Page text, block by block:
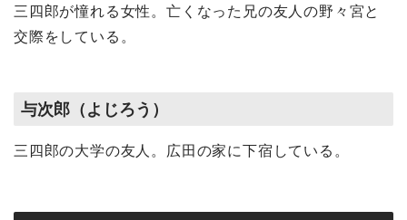
三四郎が憧れる女性。亡くなった兄の友人の野々宮と
交際をしている。
与次郎（よじろう）
三四郎の大学の友人。広田の家に下宿している。